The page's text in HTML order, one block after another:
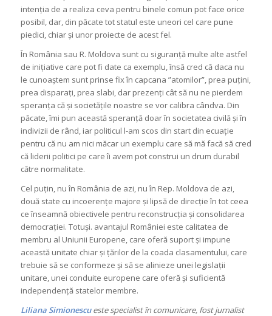
intenția de a realiza ceva pentru binele comun pot face orice
posibil, dar, din păcate tot statul este uneori cel care pune
piedici, chiar și unor proiecte de acest fel.
În România sau R. Moldova sunt cu siguranță multe alte astfel
de inițiative care pot fi date ca exemplu, însă cred că daca nu
le cunoaștem sunt prinse fix în capcana ”atomilor”, prea puțini,
prea disparați, prea slabi, dar prezenți cât să nu ne pierdem
speranța că și societățile noastre se vor calibra cândva. Din
păcate, îmi pun această speranță doar în societatea civilă și în
indivizii de rând, iar politicul l-am scos din start din ecuație
pentru că nu am nici măcar un exemplu care să mă facă să cred
că liderii politici pe care îi avem pot construi un drum durabil
către normalitate.
Cel puțin, nu în România de azi, nu în Rep. Moldova de azi,
două state cu incoerențe majore și lipsă de direcție în tot ceea
ce înseamnă obiectivele pentru reconstrucția și consolidarea
democrației. Totuși. avantajul României este calitatea de
membru al Uniunii Europene, care oferă suport și impune
această unitate chiar și țărilor de la coada clasamentului, care
trebuie să se conformeze și să se alinieze unei legislații
unitare, unei conduite europene care oferă și suficientă
independență statelor membre.
Liliana Simionescueste specialist în comunicare, fost jurnalist